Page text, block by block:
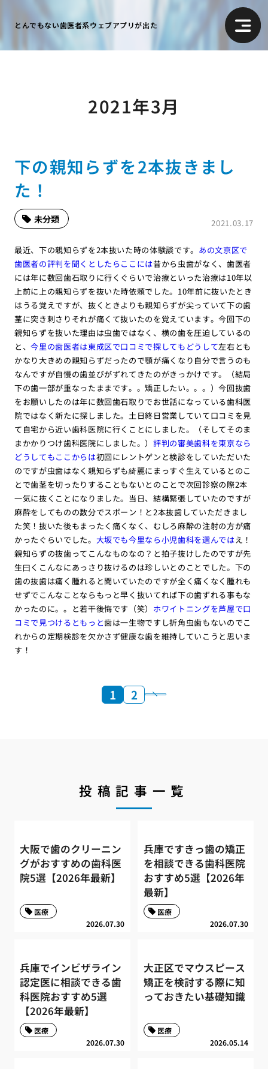
とんでもない歯医者系ウェブアプリが出た
2021年3月
下の親知らずを2本抜きまし
た！
2021.03.17
未分類
最近、下の親知らずを2本抜いた時の体験談です。 あの文京区で
歯医者の評判を聞くとしたらここには昔から虫歯がなく、歯医者
には年に数回歯石取りに行くぐらいで治療といった治療は10年以
上前に上の親知らずを抜いた時依頼でした。10年前に抜いたとき
はうる覚えですが、抜くときよりも親知らずが尖っていて下の歯
茎に突き刺さりそれが痛くて抜いたのを覚えています。今回下の
親知らずを抜いた理由は虫歯ではなく、横の歯を圧迫しているの
と、今里の歯医者は東成区で口コミで探してもどうして左右とも
かなり大きめの親知らずだったので顎が痛くなり自分で言うのも
なんですが自慢の歯並びがずれてきたのがきっかけです。（結局
下の歯一部が重なったままです。。矯正したい。。。）今回抜歯
をお願いしたのは年に数回歯石取りでお世話になっている歯科医
院ではなく新たに探しました。土日終日営業していて口コミを見
て自宅から近い歯科医院に行くことにしました。（そしてそのま
まかかりつけ歯科医院にしました。）評判の審美歯科を東京なら
どうしてもここからは初回にレントゲンと検診をしていただいた
のですが虫歯はなく親知らずも綺麗にまっすぐ生えているとのこ
とで歯茎を切ったりすることもないとのことで次回診察の際2本
一気に抜くことになりました。当日、結構緊張していたのですが
麻酔をしてものの数分でスポーン！と2本抜歯していただきまし
た笑！抜いた後もまったく痛くなく、むしろ麻酔の注射の方が痛
かったぐらいでした。 大坂でも今里なら小児歯科を選んではえ！
親知らずの抜歯ってこんなものなの？と拍子抜けしたのですが先
生曰くこんなにあっさり抜けるのは珍しいとのことでした。下の
歯の抜歯は痛く腫れると聞いていたのですが全く痛くなく腫れも
せずでこんなことならもっと早く抜いてれば下の歯ずれる事もな
かったのに。。と若干後悔です（笑） ホワイトニングを芦屋で口
コミで見つけるともっと歯は一生物ですし折角虫歯もないのでこ
れからの定期検診を欠かさず健康な歯を維持していこうと思いま
す！
1 2
投稿記事一覧
大阪で歯のクリーニン
グがおすすめの歯科医
院5選【2026年最新】
2026.07.30
医療
兵庫ですきっ歯の矯正
を相談できる歯科医院
おすすめ5選【2026年
最新】
2026.07.30
医療
兵庫でインビザライン
認定医に相談できる歯
科医院おすすめ5選
【2026年最新】
2026.07.30
医療
大正区でマウスピース
矯正を検討する際に知
っておきたい基礎知識
2026.05.14
医療